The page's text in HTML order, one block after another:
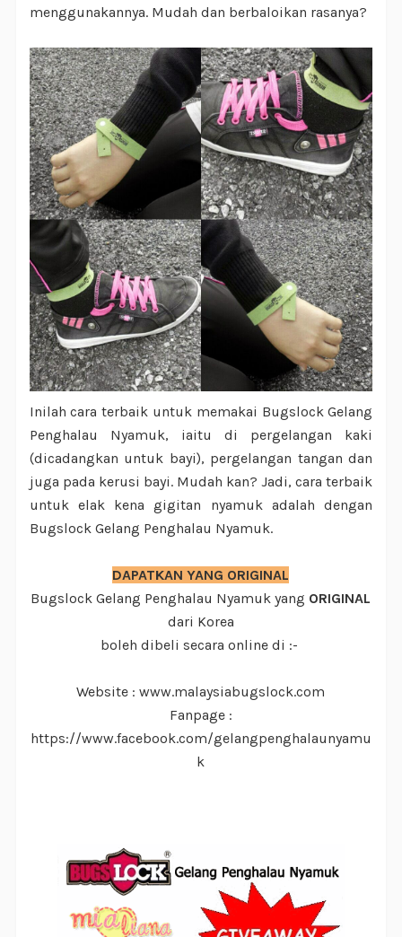
menggunakannya. Mudah dan berbaloikan rasanya?
Inilah cara terbaik untuk memakai Bugslock Gelang
Penghalau Nyamuk, iaitu di pergelangan kaki
(dicadangkan untuk bayi), pergelangan tangan dan
juga pada kerusi bayi. Mudah kan? Jadi, cara terbaik
untuk elak kena gigitan nyamuk adalah dengan
Bugslock Gelang Penghalau Nyamuk.
DAPATKAN YANG ORIGINAL
Bugslock Gelang Penghalau Nyamuk yang ORIGINAL
dari Korea
boleh dibeli secara online di :-
Website : www.malaysiabugslock.com
Fanpage :
https://www.facebook.com/gelangpenghalaunyamu
k